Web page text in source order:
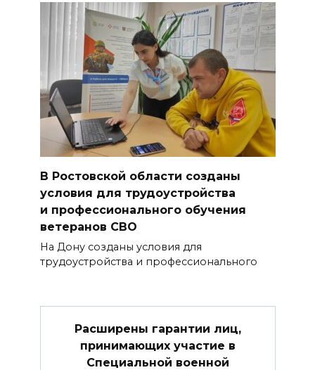
В Ростовской области созданы
условия для трудоустройства
и профессионального обучения
ветеранов СВО
На Дону созданы условия для
трудоустройства и профессионального
Расширены гарантии лиц,
принимающих участие в
Специальной военной